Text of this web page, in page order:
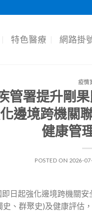
特色醫療 網路掛
疫情
管署提升剛
邊境跨機關
健康管
POSTED ON 2026-
日起強化邊境跨機關
、群聚史)及健康評